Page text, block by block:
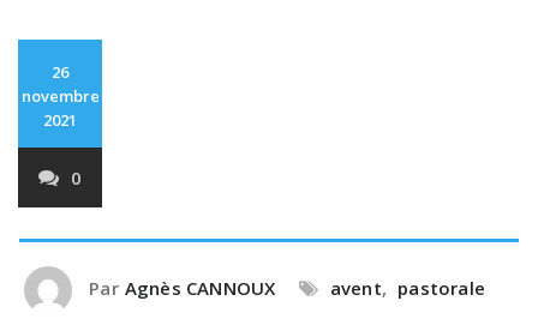
26
novembre
2021
0
Par Agnès CANNOUX avent, pastorale